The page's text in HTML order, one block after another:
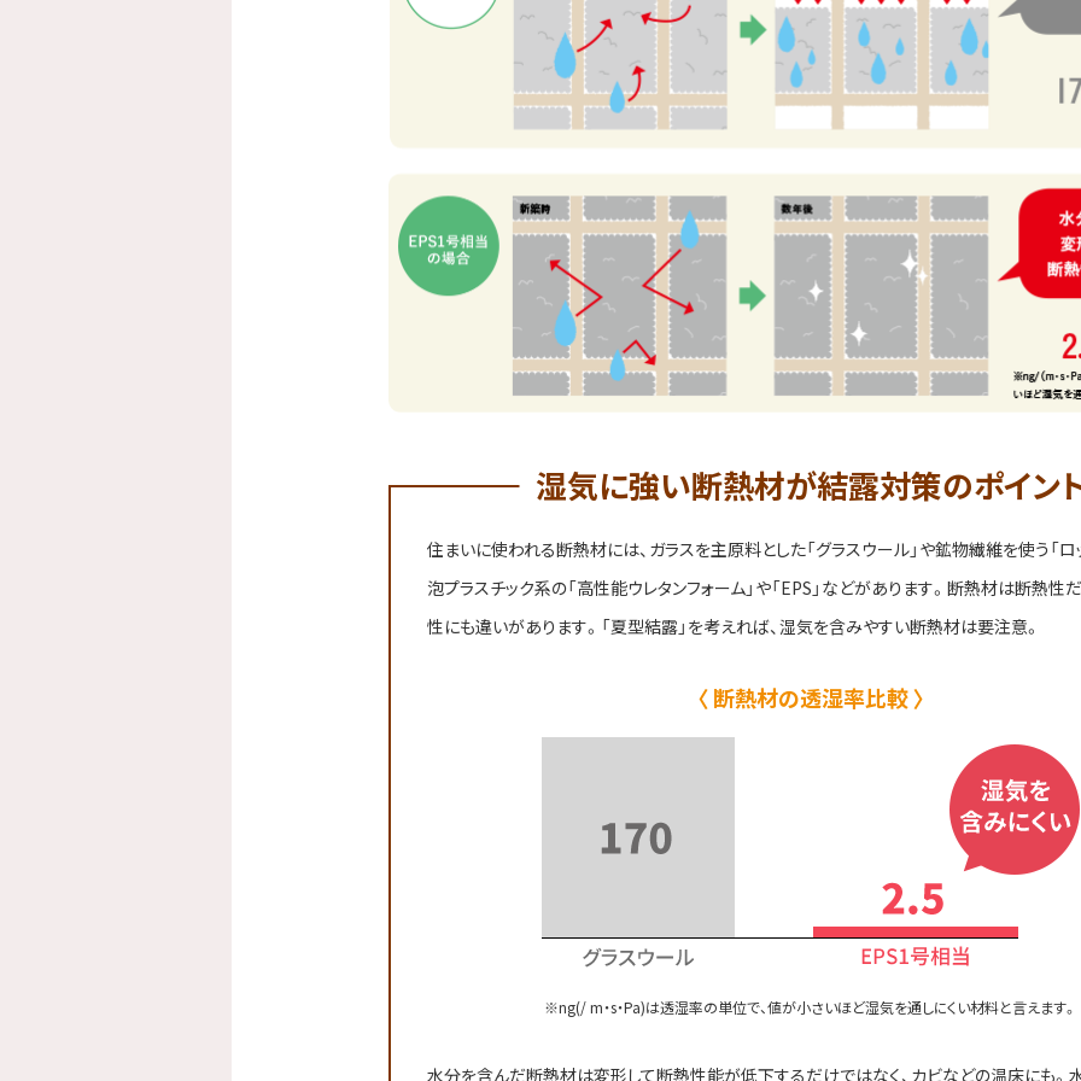
湿気に強い断熱材が結露対策のポイン
住まいに使われる断熱材には、ガラスを主原料とした「グラスウール」や鉱物繊維を使う「ロ
泡プラスチック系の「高性能ウレタンフォーム」や「EPS」などがあります。断熱材は断熱性
性にも違いがあります。「夏型結露」を考えれば、湿気を含みやすい断熱材は要注意。
断熱材の透湿率比較
※ng(/ m・s・Pa)は透湿率の単位で、値が小さいほど湿気を通しにくい材料と言えます。
水分を含んだ断熱材は変形して断熱性能が低下するだけではなく、カビなどの温床にも。